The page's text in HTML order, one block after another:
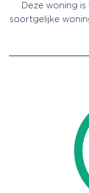
Deze woning
soortgelijke